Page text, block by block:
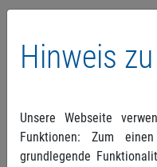
Hinweis
Unsere Webseite
Funktionen: Zum
grundlegende